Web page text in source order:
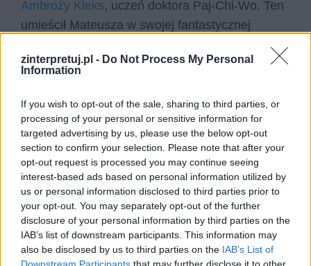
zinterpretuj.pl - Do Not Process My Personal
Information
If you wish to opt-out of the sale, sharing to third parties, or
processing of your personal or sensitive information for
targeted advertising by us, please use the below opt-out
section to confirm your selection. Please note that after your
opt-out request is processed you may continue seeing
interest-based ads based on personal information utilized by
us or personal information disclosed to third parties prior to
your opt-out. You may separately opt-out of the further
disclosure of your personal information by third parties on the
IAB’s list of downstream participants. This information may
also be disclosed by us to third parties on the IAB’s List of
Downstream Participants that may further disclose it to other
Ambroży Kleks, uczeń doktora Paj-Chi-Wo. Ten
umieścił Mateusza w swojej fantastycznej
przyjacielem i powierzył mu pewne funkcje
zbiera wszelkie możliwe guziki w nadziei, że uda
mu się w końcu znaleźć taki, który pasować
będzie do jego czapki i pozwoli mu wrócić do
swojej naturalnej postaci. Udaje mu się to
dopiero w momencie, kiedy sam Ambroży Kleks
przemienia się w ów tajemniczy guzik. Wówczas
szpak Mateusz zmienia się w… samego autora
powieści o panu Kleksie, jego niezwykłej
Akademii oraz jej zdolnych uczniach.